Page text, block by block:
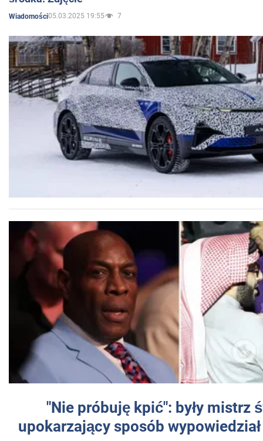
Wiadomości05.03.2025 19:55 7
"Nie próbuję kpić": były mistrz
upokarzający sposób